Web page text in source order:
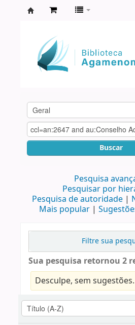
Agamenon
Magalhães
Buscar
Pesquisa
Pesquisar por
Pesquisa de autoridade
Mais popular
Filtre sua
Sua pesquisa retornou 2
Desculpe, sem sugestões.